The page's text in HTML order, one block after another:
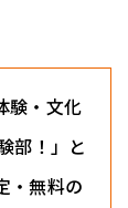
験・文化
部！」と
・無料の